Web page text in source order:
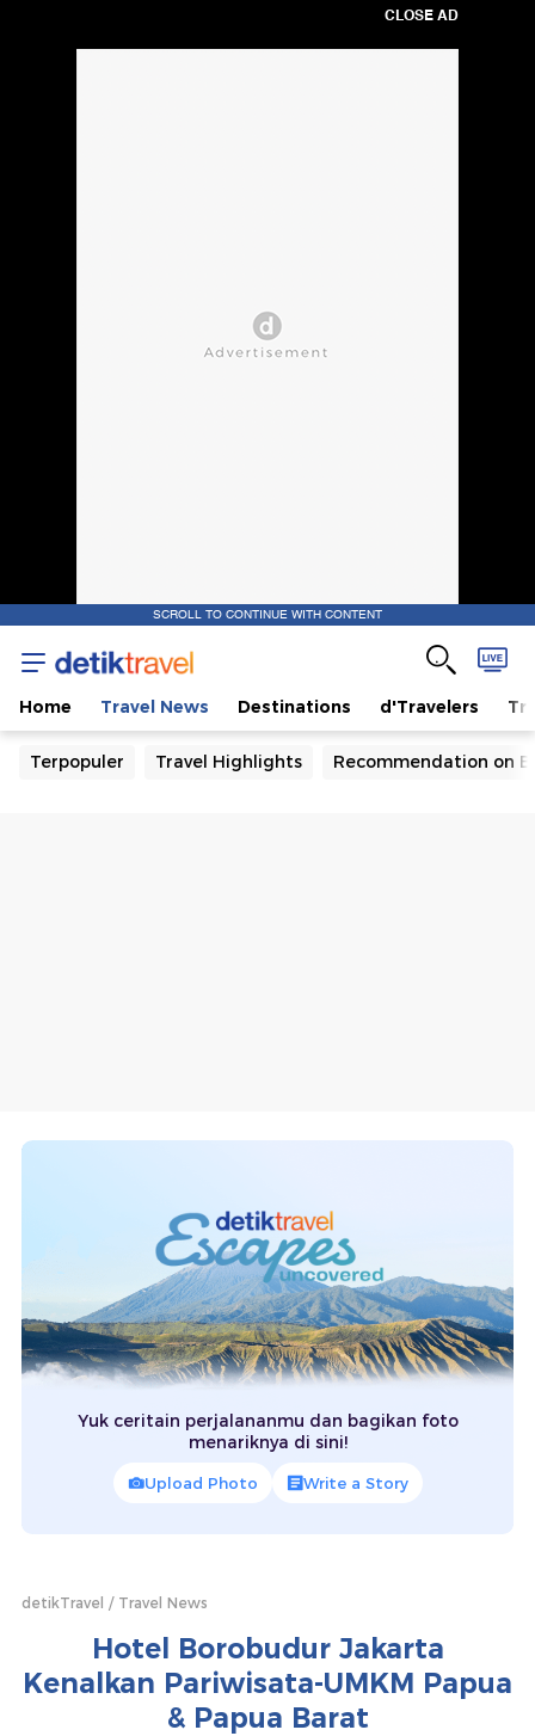
CLOSE AD
SCROLL TO CONTINUE WITH CONTENT
Home Travel News Destinations d'Travelers
Terpopuler Travel Highlights Recommendation on
Yuk ceritain perjalananmu dan bagikan foto
menariknya di sini!
Upload Photo Write a Story
detikTravel Travel News
Hotel Borobudur Jakarta
Kenalkan Pariwisata-UMKM Papua
& Papua Barat